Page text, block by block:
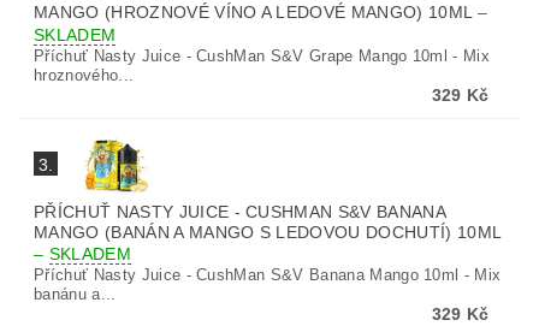
MANGO (HROZNOVÉ VÍNO A LEDOVÉ MANGO) 10ML –
SKLADEM
Příchuť Nasty Juice - CushMan S&V Grape Mango 10ml - Mix
hroznového...
329 Kč
3.
PŘÍCHUŤ NASTY JUICE - CUSHMAN S&V BANANA
MANGO (BANÁN A MANGO S LEDOVOU DOCHUTÍ) 10ML
– SKLADEM
Příchuť Nasty Juice - CushMan S&V Banana Mango 10ml - Mix
banánu a...
329 Kč